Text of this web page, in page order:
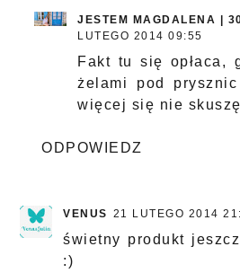
JESTEM MAGDALENA |
LUTEGO 2014 09:55
Fakt tu się opłaca,
żelami pod
więcej się nie skuszę
ODPOWIEDZ
VENUS 21 LUTEGO 2014
świetny produkt
:)